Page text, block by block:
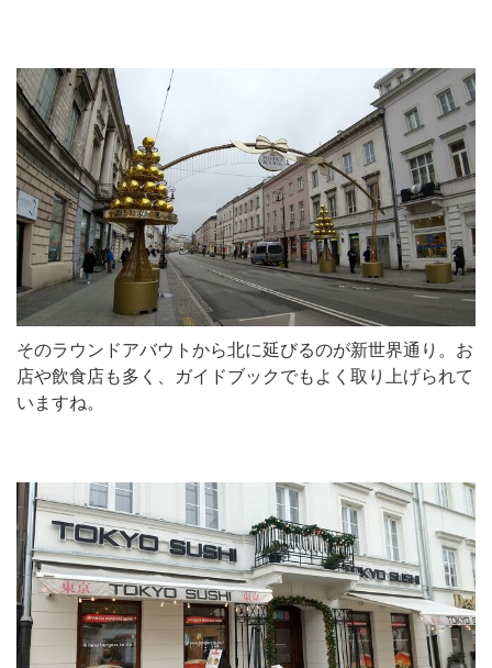
そのラウンドアバウトから北に延びるのが新世界通り。お
店や飲食店も多く、ガイドブックでもよく取り上げられて
いますね。